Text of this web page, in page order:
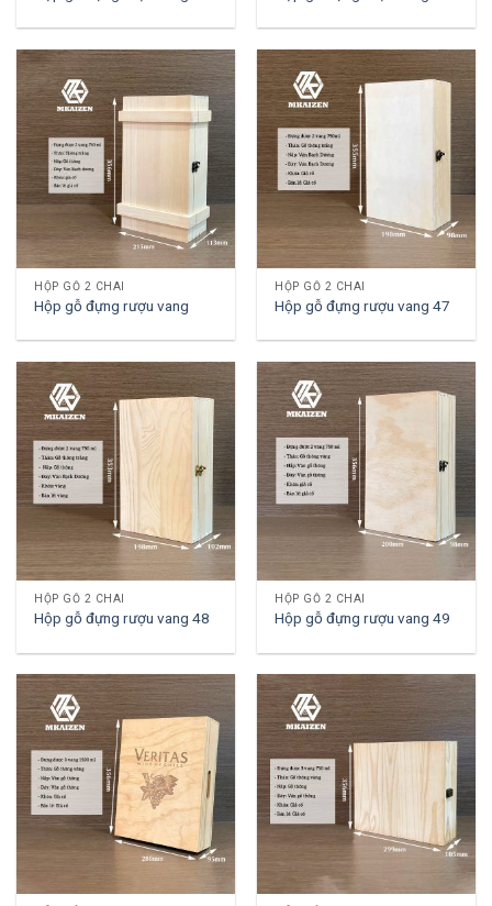
HỘP GỖ 2 CHAI
Hộp gỗ đựng rượu vang
HỘP GỖ 2 CHAI
Hộp gỗ đựng rượu vang 47
HỘP GỖ 2 CHAI
Hộp gỗ đựng rượu vang 48
HỘP GỖ 2 CHAI
Hộp gỗ đựng rượu vang 49